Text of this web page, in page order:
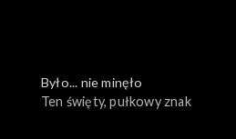
Było... nie minęło
Ten święty, pułkowy znak